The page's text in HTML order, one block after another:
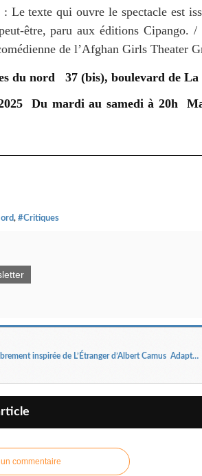
: Le texte qui ouvre le spectacle est
être, paru aux éditions
de l’Afghan Girls Theater
du nord 37 (bis), boulevard de La
Du mardi au samedi à 20h
, #Critiques
L’Étrangère Adaptation librement inspirée de L’Étranger d’Albert Camus Adaptation et mise en scène Jean-Baptiste Barbuscia. A travers le regard du personnage de Marie Cardona.
commentaire